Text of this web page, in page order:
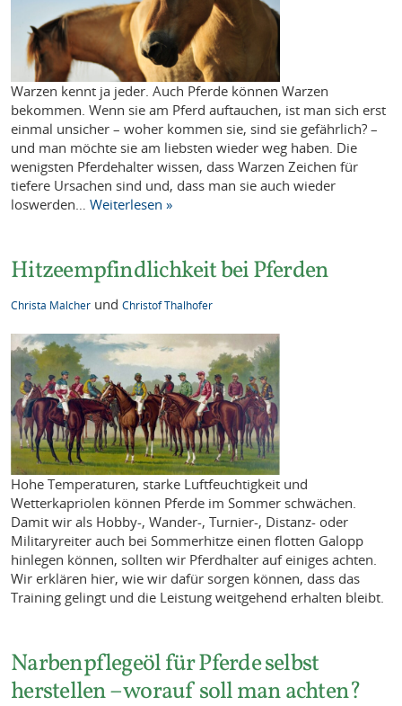
Warzen kennt ja jeder. Auch Pferde können Warzen
bekommen. Wenn sie am Pferd auftauchen, ist man sich erst
einmal unsicher – woher kommen sie, sind sie gefährlich? –
und man möchte sie am liebsten wieder weg haben. Die
wenigsten Pferdehalter wissen, dass Warzen Zeichen für
tiefere Ursachen sind und, dass man sie auch wieder
loswerden…Weiterlesen »
Hitzeempfindlichkeit bei Pferden
Christa Malcher undChristof Thalhofer
Hohe Temperaturen, starke Luftfeuchtigkeit und
Wetterkapriolen können Pferde im Sommer schwächen.
Damit wir als Hobby-, Wander-, Turnier-, Distanz- oder
Militaryreiter auch bei Sommerhitze einen flotten Galopp
hinlegen können, sollten wir Pferdhalter auf einiges achten.
Wir erklären hier, wie wir dafür sorgen können, dass das
Training gelingt und die Leistung weitgehend erhalten bleibt.
Narbenpflegeöl für Pferde selbst
herstellen – worauf soll man achten?